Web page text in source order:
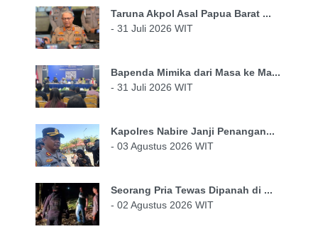
Taruna Akpol Asal Papua Barat ...
- 31 Juli 2026 WIT
Bapenda Mimika dari Masa ke Ma...
- 31 Juli 2026 WIT
Kapolres Nabire Janji Penangan...
- 03 Agustus 2026 WIT
Seorang Pria Tewas Dipanah di ...
- 02 Agustus 2026 WIT